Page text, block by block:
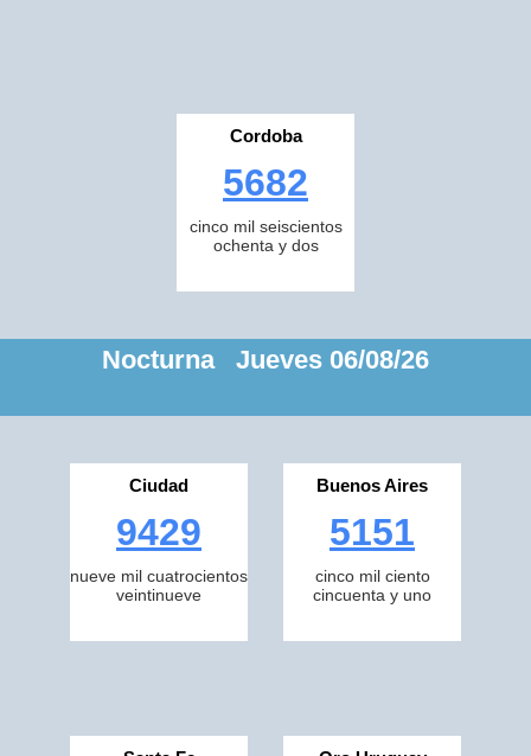
Cordoba
5682
cinco mil seiscientos
ochenta y dos
Nocturna Jueves 06/08/26
Ciudad
9429
nueve mil cuatrocientos
veintinueve
Buenos Aires
5151
cinco mil ciento
cincuenta y uno